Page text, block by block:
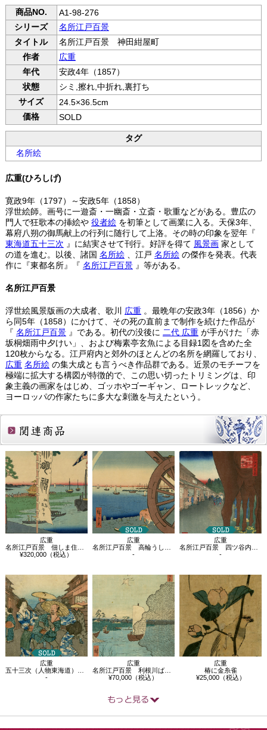
商品NO.
A1-98-276
シリーズ
名所江戸百景
タイトル
名所江戸百景 神田紺屋町
作者
広重
年代
安政4年（1857）
状態
シミ,擦れ,中折れ,裏打ち
サイズ
24.5×36.5cm
価格
SOLD
タグ
名所絵
広重(ひろしげ)
寛政9年（1797）～安政5年（1858）
浮世絵師。画号に一遊斎・一幽斎・立斎・歌重などがある。豊広の
門人で狂歌本の挿絵や 役者絵を初筆として画業に入る。天保3年、
幕府八朔の御馬献上の行列に随行して上洛。その時の印象を翌年『
東海道五十三次 』に結実させて刊行。好評を得て 風景画家として
の道を進む。以後、諸国 名所絵、江戸 名所絵の傑作を発表。代表
作に『東都名所』『 名所江戸百景』等がある。
名所江戸百景
浮世絵風景版画の大成者、歌川 広重。最晩年の安政3年（1856）か
ら同5年（1858）にかけて、その死の直前まで制作を続けた作品が
『 名所江戸百景』である。初代の没後に 二代 広重が手がけた「赤
坂桐畑雨中夕けい」、および梅素亭玄魚による目録1図を含めた全
120枚からなる。江戸府内と郊外のほとんどの名所を網羅しており、
広重 名所絵の集大成とも言うべき作品群である。近景のモチーフを
極端に拡大する構図が特徴的で、この思い切ったトリミングは、印
象主義の画家をはじめ、ゴッホやゴーギャン、ロートレックなど、
ヨーロッパの作家たちに多大な刺激を与えたという。
関連商品
広重
名所江戸百景 佃しま住吉の祭
¥320,000（税込）
広重
名所江戸百景 高輪うしまち
-
広重
名所江戸百景 四ツ谷内藤新宿
-
広重
五十三次（人物東海道） 御油
-
広重
名所江戸百景 利根川ばらばら松
¥70,000（税込）
広重
椿に金糸雀
¥25,000（税込）